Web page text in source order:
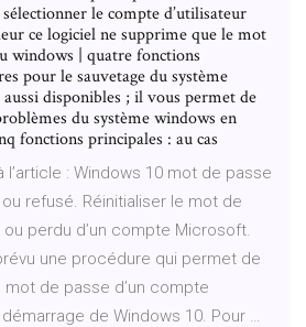
le compte d’utilisateur
ce logiciel ne supprime que le mot
windows | quatre fonctions
pour le sauvetage du système
disponibles ; il vous permet de
du système windows en
fonctions principales : au cas
l’article : Windows 10 mot de passe
refusé. Réinitialiser le mot de
perdu d’un compte Microsoft.
une procédure qui permet de
mot de passe d’un compte
de Windows 10. Pour …